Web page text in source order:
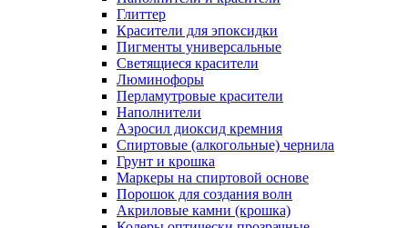
Глиттер
Красители для эпоксидки
Пигменты универсальные
Светящиеся красители
Люминофоры
Перламутровые красители
Наполнители
Аэросил диоксид кремния
Спиртовые (алкогольные) чернила
Грунт и крошка
Маркеры на спиртовой основе
Порошок для создания волн
Акриловые камни (крошка)